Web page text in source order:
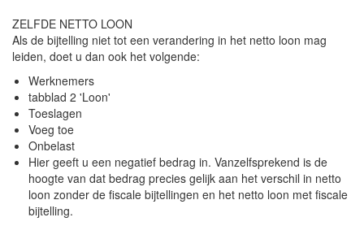
ZELFDE NETTO LOON
Als de bijtelling niet tot een verandering in het netto loon mag
leiden, doet u dan ook het volgende:
Werknemers
tabblad 2 'Loon'
Toeslagen
Voeg toe
Onbelast
Hier geeft u een negatief bedrag in. Vanzelfsprekend is de
hoogte van dat bedrag precies gelijk aan het verschil in netto
loon zonder de fiscale bijtellingen en het netto loon met fiscale
bijtelling.